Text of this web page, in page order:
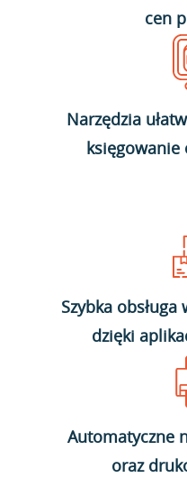
cen
Narzędzia
księgowanie
Szybka obsługa
dzięki
Automatyczne
oraz